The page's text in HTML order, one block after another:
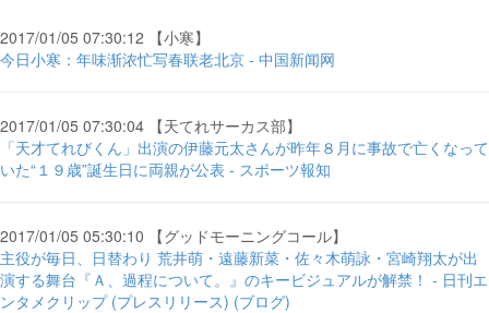
2017/01/05 07:30:12 【小寒】
今日小寒：年味渐浓忙写春联老北京 - 中国新闻网
2017/01/05 07:30:04 【天てれサーカス部】
「天才てれびくん」出演の伊藤元太さんが昨年８月に事故で亡くなって
いた“１９歳”誕生日に両親が公表 - スポーツ報知
2017/01/05 05:30:10 【グッドモーニングコール】
主役が毎日、日替わり 荒井萌・遠藤新菜・佐々木萌詠・宮崎翔太が出
演する舞台『Ａ、過程について。』のキービジュアルが解禁！ - 日刊エ
ンタメクリップ (プレスリリース) (ブログ)